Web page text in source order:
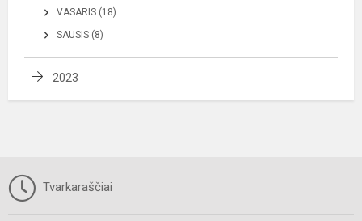
VASARIS (18)
SAUSIS (8)
2023
Tvarkaraščiai